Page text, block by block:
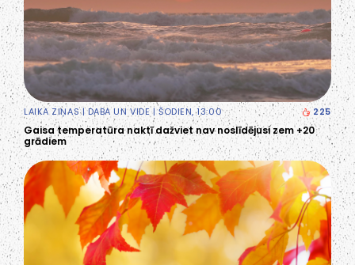
LAIKA ZIŅAS|DABA UN VIDE| ŠODIEN, 13:00 225
Gaisa temperatūra naktī dažviet nav noslīdējusi zem +20
grādiem